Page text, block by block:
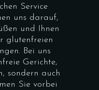
Service
uns darauf,
und Ihnen
glutenfreien
Bei uns
Gerichte,
sondern auch
Sie vorbei